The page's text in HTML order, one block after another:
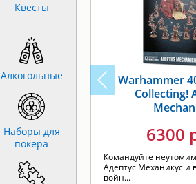
Warhammer
Collecting!
6300
Командуйте
Адептус Механикус и
войн...
Квесты
Алкогольные
Наборы для
покера